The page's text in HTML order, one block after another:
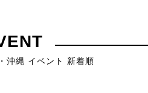
沖縄 イベント 新着順